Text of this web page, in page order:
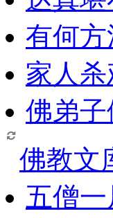
有何
家人
佛弟
佛教文
五僧